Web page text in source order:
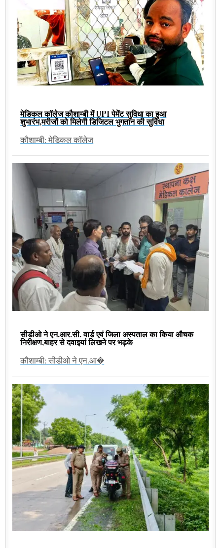
मेडिकल कॉलेज कौशाम्बी में UPI पेमेंट सुविधा का हुआ
शुभारंभ,मरीजों को मिलेगी डिजिटल भुगतान की सुविधा
कौशाम्बी: मेडिकल कॉलेज
सीडीओ ने एन.आर.सी. वार्ड एवं जिला अस्पताल का किया औचक
निरीक्षण,बाहर से दवाइयां लिखने पर भड़के
कौशाम्बी: सीडीओ ने एन.आ�